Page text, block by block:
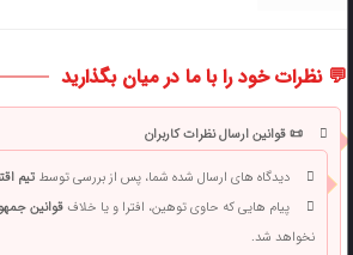
💬 نظرات خود را با ما در میان بگذارید
📜 قوانین ارسال نظرات کاربران
دیدگاه های ارسال شده شما، پس از بررسی توسطتیم
پیام هایی که حاوی توهین، افترا و یا خلافقوانین
نخواهد شد.